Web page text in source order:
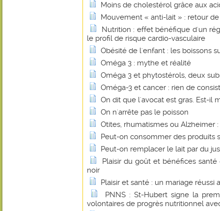
Moins de cholestérol grâce aux
Mouvement « anti-lait » : retour
Nutrition : effet bénéfique d'un
le profil de risque cardio-vasculaire
Obésité de l'enfant : les boissons
Oméga 3 : mythe et réalité
Oméga 3 et phytostérols, deux
Oméga-3 et cancer : rien de
On dit que l'avocat est gras. Est-il
On n'arrête pas le poisson
Otites, rhumatismes ou Alzheimer
Peut-on consommer des produits
Peut-on remplacer le lait par du
Plaisir du goût et bénéfices
noir
Plaisir et santé : un mariage réussi
PNNS : St-Hubert signe la
volontaires de progrès nutritionnel